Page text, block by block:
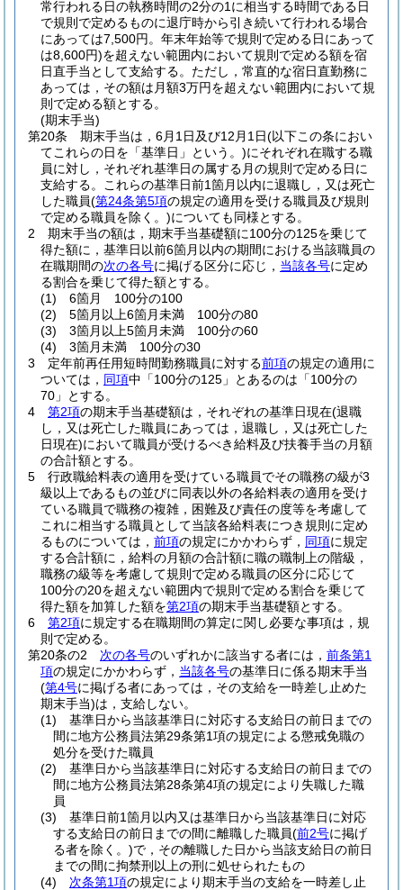
常行われる日の執務時間の2分の1に相当する時間である日
で規則で定めるものに退庁時から引き続いて行われる場合
にあっては7,500円。年末年始等で規則で定める日にあって
は8,600円)を超えない範囲内において規則で定める額を宿
日直手当として支給する。 ただし，常直的な宿日直勤務に
あっては，その額は月額3万円を超えない範囲内において規
則で定める額とする。
(期末手当)
第20条
期末手当は，6月1日及び12月1日(以下この条におい
てこれらの日を「基準日」という。)にそれぞれ在職する職
員に対し，それぞれ基準日の属する月の規則で定める日に
支給する。
これらの基準日前1箇月以内に退職し，又は死亡
した職員(第24条第5項の規定の適用を受ける職員及び規則
で定める職員を除く。)についても同様とする。
2
期末手当の額は，期末手当基礎額に100分の125を乗じて
得た額に，基準日以前6箇月以内の期間における当該職員の
在職期間の次の各号に掲げる区分に応じ， 当該各号に定め
る割合を乗じて得た額とする。
(1)
6箇月 100分の100
(2)
5箇月以上6箇月未満 100分の80
(3)
3箇月以上5箇月未満 100分の60
(4)
3箇月未満 100分の30
3
定年前再任用短時間勤務職員に対する前項の規定の適用に
ついては， 同項中「100分の125」とあるのは「100分の
70」とする。
4
第2項の期末手当基礎額は，それぞれの基準日現在(退職
し，又は死亡した職員にあっては，退職し，又は死亡した
日現在)において職員が受けるべき給料及び扶養手当の月額
の合計額とする。
5
行政職給料表の適用を受けている職員でその職務の級が3
級以上であるもの並びに同表以外の各給料表の適用を受け
ている職員で職務の複雑，困難及び責任の度等を考慮して
これに相当する職員として当該各給料表につき規則に定め
るものについては， 前項の規定にかかわらず， 同項に規定
する合計額に，給料の月額の合計額に職の職制上の階級，
職務の級等を考慮して規則で定める職員の区分に応じて
100分の20を超えない範囲内で規則で定める割合を乗じて
得た額を加算した額を第2項の期末手当基礎額とする。
6
第2項に規定する在職期間の算定に関し必要な事項は，規
則で定める。
第20条の2
次の各号のいずれかに該当する者には， 前条第1
項の規定にかかわらず， 当該各号の基準日に係る期末手当
(第4号に掲げる者にあっては，その支給を一時差し止めた
期末手当)は，支給しない。
(1)
基準日から当該基準日に対応する支給日の前日までの
間に地方公務員法第29条第1項の規定による懲戒免職の
処分を受けた職員
(2)
基準日から当該基準日に対応する支給日の前日までの
間に地方公務員法第28条第4項の規定により失職した職
員
(3)
基準日前1箇月以内又は基準日から当該基準日に対応
する支給日の前日までの間に離職した職員(前2号に掲げ
る者を除く。)で，その離職した日から当該支給日の前日
までの間に拘禁刑以上の刑に処せられたもの
(4)
次条第1項の規定により期末手当の支給を一時差し止